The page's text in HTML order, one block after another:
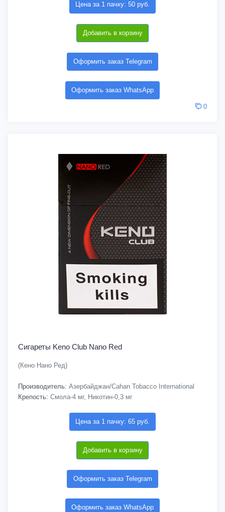
Цена за 1 пачку: 50 руб.
Добавить в корзину
Оформить заказ Telegram
Оформить заказ WhatsApp
0
Сигареты Keno Club Nano Red
(Кено Нано Ред)
Производитель: Азербайджан/Cahan Tobacco International
Крепость: Смола-4 мг, Никотин-0,3 мг
Цена за 1 пачку: 65 руб.
Добавить в корзину
Оформить заказ Telegram
Оформить заказ WhatsApp